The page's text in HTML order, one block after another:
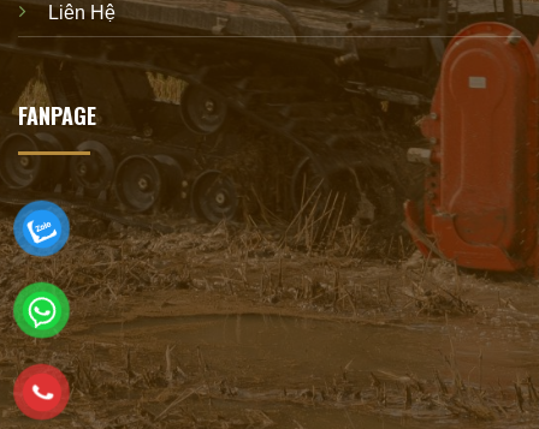
Liên Hệ
FANPAGE